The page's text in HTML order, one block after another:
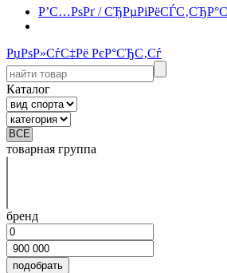
Р’С…РѕРґ /
РџРѕР»СѓС‡Рё РєР°СЂС‚Сѓ
Каталог
товарная группа
бренд